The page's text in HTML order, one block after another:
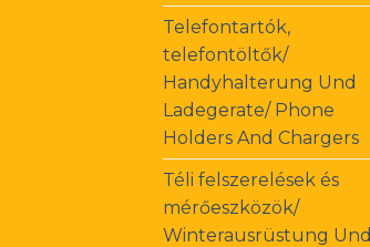
Telefontartók,
telefontöltők/
Handyhalterung Und
Ladegerate/ Phone
Holders And Chargers
Téli felszerelések és
mérőeszközök/
Winterausrüstung Und